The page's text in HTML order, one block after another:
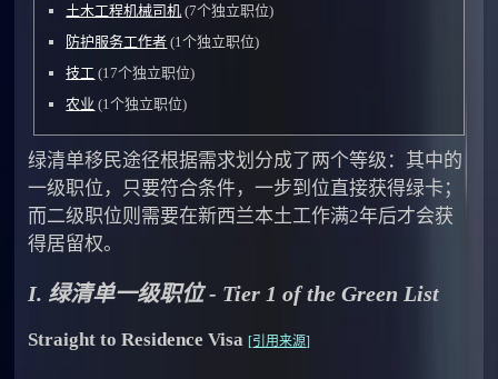
土木工程机械司机 (7个独立职位)
防护服务工作者 (1个独立职位)
技工 (17个独立职位)
农业 (1个独立职位)
绿清单移民途径根据需求划分成了两个等级：其中的
一级职位，只要符合条件，一步到位直接获得绿卡；
而二级职位则需要在新西兰本土工作满2年后才会获
得居留权。
I. 绿清单一级职位 - Tier 1 of the Green List
Straight to Residence Visa [引用来源]